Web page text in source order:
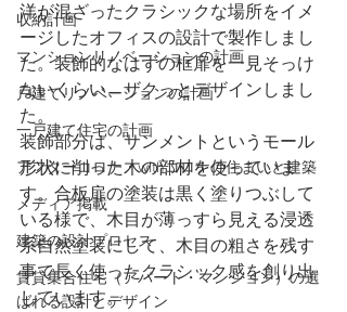
収納計画
マンションリノベーションの計画
戸建てリノベーションの計画
一戸建て住宅の計画
アフターコロナ・withコロナの住まいと建築
メディア掲載
建築の設計プロセス
賃貸集合住宅（アパート・マンション）の選
ばれる設計とデザイン
洋が混ざったクラシックな場所をイメ
ージしたオフィスの設計で製作しまし
た。装飾的なはずの框扉を一見そっけ
ないくらい、ザクっとデザインしまし
た。
装飾部分は、サンメントというモール
形状に削った木の部材を使っていま
す。合板扉の塗装は黒く塗りつぶして
いる様で、木目が薄っすら見える浸透
系自然塗装にして、木目の粗さを残す
事で長く使ったクラシック感を創り出
しています。